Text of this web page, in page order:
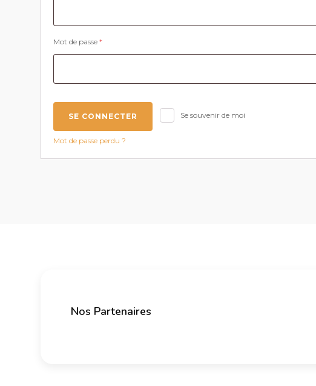
Mot de passe*Obligatoire
Se souvenir de moi
SE CONNECTER
Mot de passe perdu ?
Nos Partenaires